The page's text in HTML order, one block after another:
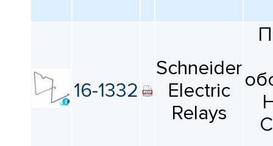
16-1332
Schneider
Electric
Relays